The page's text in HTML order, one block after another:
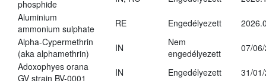
phosphide
Aluminium
ammonium sulphate
RE Engedélyezett
Alpha-Cypermethrin
(aka alphamethrin)
IN
Nem
engedélyezett
07/
Adoxophyes orana
GV strain BV-0001
IN Engedélyezett
31/